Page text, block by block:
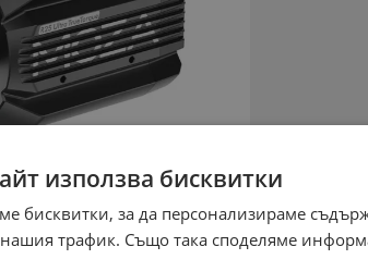
използва бисквитки
бисквитки, за да персонализираме
трафик. Също така споделяме